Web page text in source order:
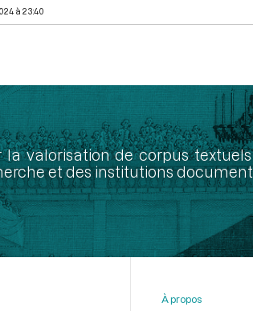
à 23:40
valorisation de corpus
et des institutions
À propos